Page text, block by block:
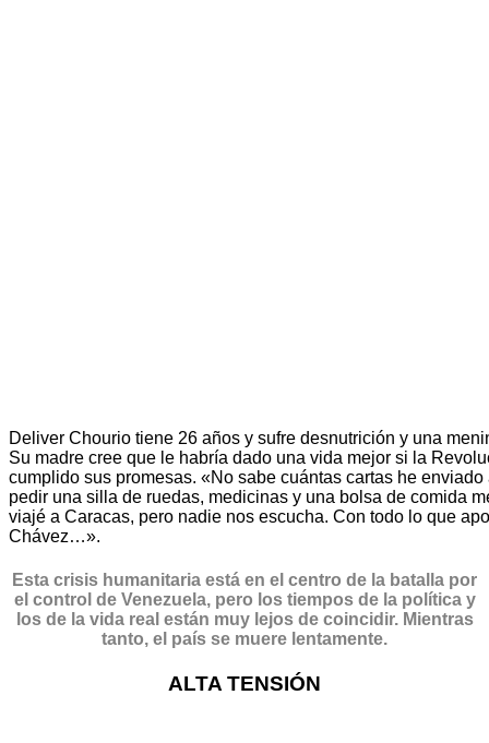
Deliver Chourio tiene 26 años y sufre desnutrición y una
Su madre cree que le habría dado una vida mejor si la
cumplido sus promesas. «No sabe cuántas cartas he
pedir una silla de ruedas, medicinas y una bolsa de comida
viajé a Caracas, pero nadie nos escucha. Con todo lo que
Chávez…».
Esta crisis humanitaria está en el centro de la batalla por
el control de Venezuela, pero los tiempos de la política y
los de la vida real están muy lejos de coincidir. Mientras
tanto, el país se muere lentamente.
ALTA TENSIÓN